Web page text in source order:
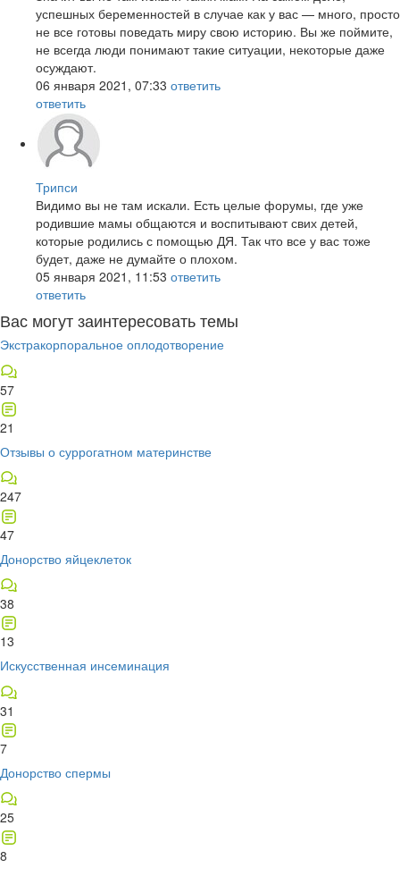
успешных беременностей в случае как у вас — много, просто
не все готовы поведать миру свою историю. Вы же поймите,
не всегда люди понимают такие ситуации, некоторые даже
осуждают.
06 января 2021, 07:33 ответить
ответить
Трипси
Видимо вы не там искали. Есть целые форумы, где уже
родившие мамы общаются и воспитывают свих детей,
которые родились с помощью ДЯ. Так что все у вас тоже
будет, даже не думайте о плохом.
05 января 2021, 11:53 ответить
ответить
Вас могут заинтересовать темы
Экстракорпоральное оплодотворение
57
21
Отзывы о суррогатном материнстве
247
47
Донорство яйцеклеток
38
13
Искусственная инсеминация
31
7
Донорство спермы
25
8